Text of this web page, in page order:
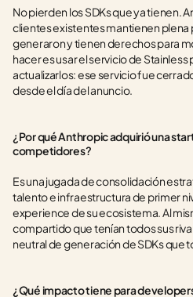
No pierden los SDKs que ya tienen.
clientes existentes mantienen plena
generaron y tienen derechos para
hacer es usar el servicio de
actualizarlos: ese servicio fue
desde el día del anuncio.
¿Por qué Anthropic adquirió una
competidores?
Es una jugada de consolidación
talento e infraestructura de primer
experience de su ecosistema. Al
compartido que tenían todos sus
neutral de generación de SDKs que
¿Qué impacto tiene para